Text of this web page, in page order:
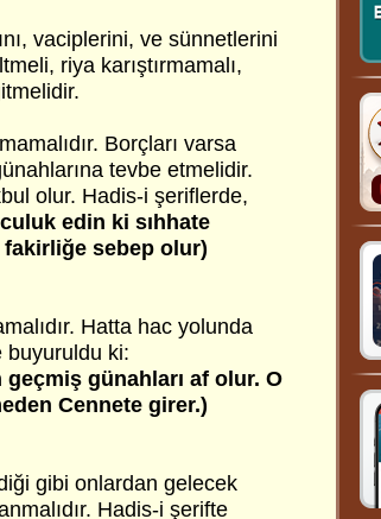
vaciplerini, ve sünnetlerini
riya karıştırmamalı,
Borçları varsa
tevbe etmelidir.
olur. Hadis-i şeriflerde,
edin ki sıhhate
sebep olur)
Hatta hac yolunda
buyuruldu ki:
günahları af olur. O
Cennete girer.)
gibi onlardan gelecek
Hadis-i şerifte